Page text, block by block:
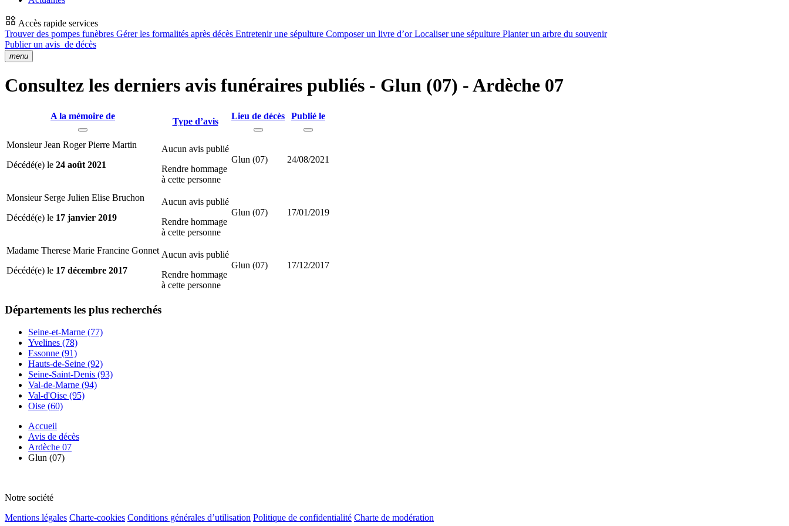
Accès rapide services
Trouver des pompes funèbres Gérer les formalités après décès Entretenir une sépulture Composer un livre d’orLocaliser une sépulture Planter un arbre du souvenir
Publier un avis de décès
menu
Consultez les derniers avis funéraires publiés - Glun (07) - Ardèche 07
A la mémoire de
Type d’avis
Lieu de décès Publié le
Monsieur Jean Roger Pierre Martin
Décédé(e) le 24 août 2021
Aucun avis publié
Rendre hommage
à cette personne
Glun (07) 24/08/2021
Monsieur Serge Julien Elise Bruchon
Décédé(e) le 17 janvier 2019
Aucun avis publié
Rendre hommage
à cette personne
Glun (07) 17/01/2019
Madame Therese Marie Francine Gonnet
Décédé(e) le 17 décembre 2017
Aucun avis publié
Rendre hommage
à cette personne
Glun (07) 17/12/2017
Départements les plus recherchés
Seine-et-Marne (77)
Yvelines (78)
Essonne (91)
Hauts-de-Seine (92)
Seine-Saint-Denis (93)
Val-de-Marne (94)
Val-d'Oise (95)
Oise (60)
Accueil
Avis de décès
Ardèche 07
Glun (07)
Notre société
Mentions légales Charte-cookies Conditions générales d’utilisation Politique de confidentialité Charte de modération